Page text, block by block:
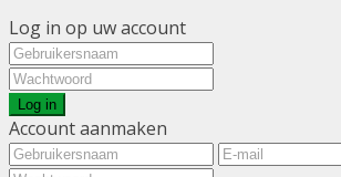
Log in op uw account
Log in
Account aanmaken